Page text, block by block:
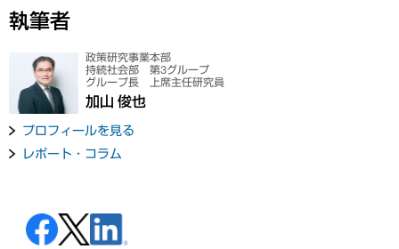
執筆者
政策研究事業本部
持続社会部 第3グループ
グループ長 上席主任研究員
加山 俊也
プロフィールを見る
レポート・コラム